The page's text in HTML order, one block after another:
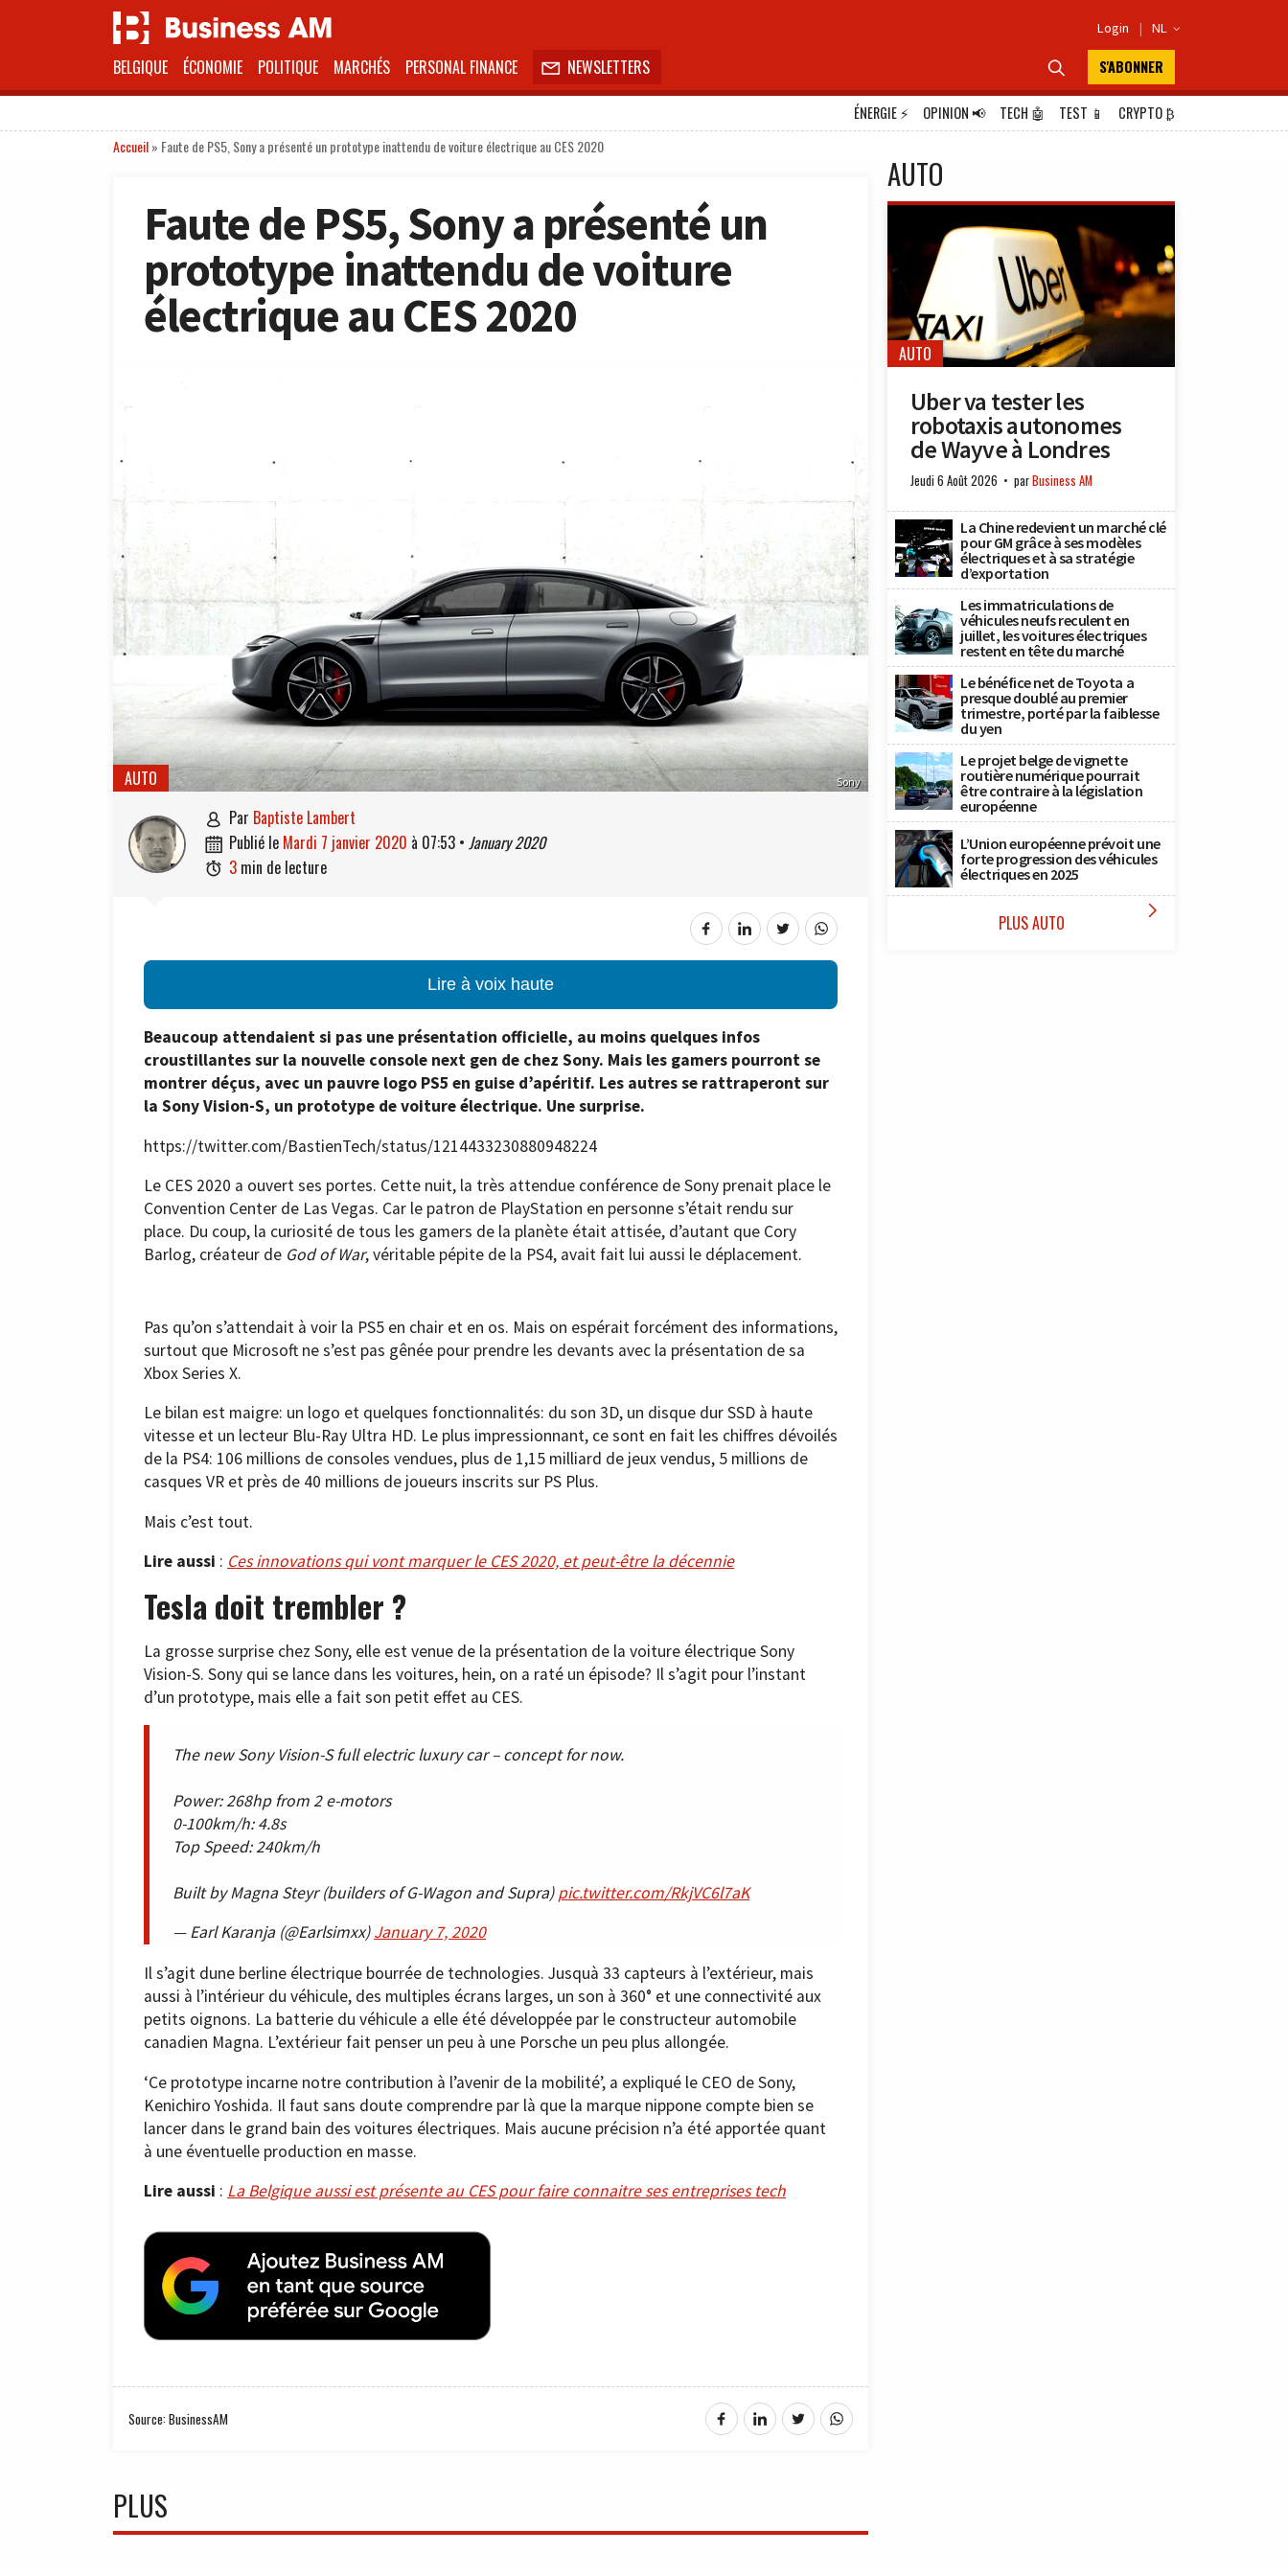
Login | NL 
BELGIQUE ÉCONOMIE POLITIQUE MARCHÉS PERSONAL FINANCE  NEWSLETTERS  S'ABONNER
ÉNERGIE⚡ OPINION📢 TECH 🤖 TEST 📱 CRYPTO₿
Accueil» Faute de PS5, Sony a présenté un prototype inattendu de voiture électrique au CES 2020
Faute de PS5, Sony a présenté un
prototype inattendu de voiture
électrique au CES 2020
Sony
AUTO
 par Baptiste Lambert
 publié le mardi 7 janvier 2020 à 07:53 • January 2020
 3 min de lecture
Lire à voix haute
Beaucoup attendaient si pas une présentation officielle, au moins quelques infos
croustillantes sur la nouvelle console next gen de chez Sony. Mais les gamers pourront se
montrer déçus, avec un pauvre logo PS5 en guise d’apéritif. Les autres se rattraperont sur
la Sony Vision-S, un prototype de voiture électrique. Une surprise.
https://twitter.com/BastienTech/status/1214433230880948224
Le CES 2020 a ouvert ses portes. Cette nuit, la très attendue conférence de Sony prenait place le
Convention Center de Las Vegas. Car le patron de PlayStation en personne s’était rendu sur
place. Du coup, la curiosité de tous les gamers de la planète était attisée, d’autant que Cory
Barlog, créateur de God of War, véritable pépite de la PS4, avait fait lui aussi le déplacement.
Pas qu’on s’attendait à voir la PS5 en chair et en os. Mais on espérait forcément des informations,
surtout que Microsoft ne s’est pas gênée pour prendre les devants avec la présentation de sa
Xbox Series X.
Le bilan est maigre: un logo et quelques fonctionnalités: du son 3D, un disque dur SSD à haute
vitesse et un lecteur Blu-Ray Ultra HD. Le plus impressionnant, ce sont en fait les chiffres dévoilés
de la PS4: 106 millions de consoles vendues, plus de 1,15 milliard de jeux vendus, 5 millions de
casques VR et près de 40 millions de joueurs inscrits sur PS Plus.
Mais c’est tout.
Lire aussi : Ces innovations qui vont marquer le CES 2020, et peut-être la décennie
Tesla doit trembler ?
La grosse surprise chez Sony, elle est venue de la présentation de la voiture électrique Sony
Vision-S. Sony qui se lance dans les voitures, hein, on a raté un épisode? Il s’agit pour l’instant
d’un prototype, mais elle a fait son petit effet au CES.
The new Sony Vision-S full electric luxury car – concept for now.
Power: 268hp from 2 e-motors
0-100km/h: 4.8s
Top Speed: 240km/h
Built by Magna Steyr (builders of G-Wagon and Supra)pic.twitter.com/RkjVC6l7aK
— Earl Karanja (@Earlsimxx)January 7, 2020
Il s’agit dune berline électrique bourrée de technologies. Jusquà 33 capteurs à l’extérieur, mais
aussi à l’intérieur du véhicule, des multiples écrans larges, un son à 360° et une connectivité aux
petits oignons. La batterie du véhicule a elle été développée par le constructeur automobile
canadien Magna. L’extérieur fait penser un peu à une Porsche un peu plus allongée.
‘Ce prototype incarne notre contribution à l’avenir de la mobilité’, a expliqué le CEO de Sony,
Kenichiro Yoshida. Il faut sans doute comprendre par là que la marque nippone compte bien se
lancer dans le grand bain des voitures électriques. Mais aucune précision n’a été apportée quant
à une éventuelle production en masse.
Lire aussi : La Belgique aussi est présente au CES pour faire connaitre ses entreprises tech
Source: BusinessAM
PLUS
AUTO
AUTO
Uber va tester les
robotaxis autonomes
de Wayve à Londres
Jeudi 6 Août 2026 parBusiness AM
La Chine redevient un marché clé
pour GM grâce à ses modèles
électriques et à sa stratégie
d’exportation
Les immatriculations de
véhicules neufs reculent en
juillet, les voitures électriques
restent en tête du marché
Le bénéfice net de Toyota a
presque doublé au premier
trimestre, porté par la faiblesse
du yen
Le projet belge de vignette
routière numérique pourrait
être contraire à la législation
européenne
L’Union européenne prévoit une
forte progression des véhicules
électriques en 2025
PLUS AUTO 